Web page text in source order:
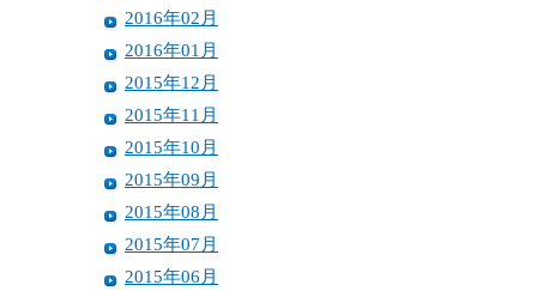
2016年02月
2016年01月
2015年12月
2015年11月
2015年10月
2015年09月
2015年08月
2015年07月
2015年06月